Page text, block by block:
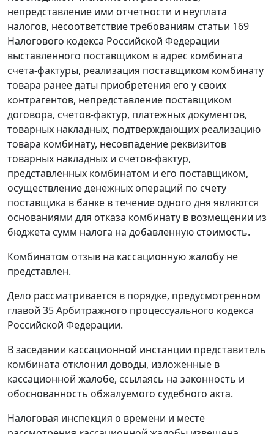
непредставление ими отчетности и неуплата
налогов, несоответствие требованиям статьи 169
Налогового кодекса Российской Федерации
выставленного поставщиком в адрес комбината
счета-фактуры, реализация поставщиком комбинату
товара ранее даты приобретения его у своих
контрагентов, непредставление поставщиком
договора, счетов-фактур, платежных документов,
товарных накладных, подтверждающих реализацию
товара комбинату, несовпадение реквизитов
товарных накладных и счетов-фактур,
представленных комбинатом и его поставщиком,
осуществление денежных операций по счету
поставщика в банке в течение одного дня являются
основаниями для отказа комбинату в возмещении из
бюджета сумм налога на добавленную стоимость.
Комбинатом отзыв на кассационную жалобу не
представлен.
Дело рассматривается в порядке, предусмотренном
главой 35Арбитражного процессуального кодекса
Российской Федерации.
В заседании кассационной инстанции представитель
комбината отклонил доводы, изложенные в
кассационной жалобе, ссылаясь на законность и
обоснованность обжалуемого судебного акта.
Налоговая инспекция о времени и месте